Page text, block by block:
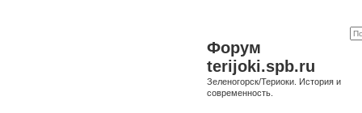
Форум
terijoki.spb.ru
Зеленогорск/Териоки. История и
современность.